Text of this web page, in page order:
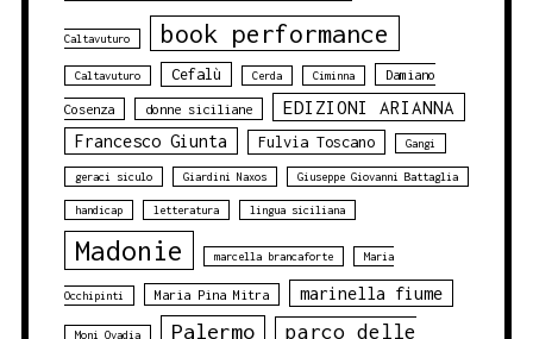
Caltavuturo book performance
Caltavuturo Cefalù Cerda Ciminna Damiano
Cosenza donne siciliane EDIZIONI ARIANNA
Francesco Giunta Fulvia Toscano Gangi
geraci siculo Giardini Naxos Giuseppe Giovanni Battaglia
handicap letteratura lingua siciliana
Madonie marcella brancaforte Maria
Occhipinti Maria Pina Mitra marinella fiume
Moni Ovadia Palermo parco delle